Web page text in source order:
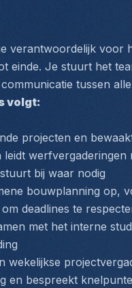
verantwoordelijk voor
einde. Je stuurt het
tussen
volgt:
projecten en
leidt
bij waar nodig
bouwplanning op,
deadlines te
met het interne
wekelijkse
en bespreekt